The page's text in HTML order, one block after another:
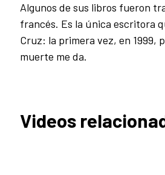
Algunos de sus libros fueron
francés. Es la única escritora
Cruz: la primera vez, en 1999,
muerte me da.
Videos